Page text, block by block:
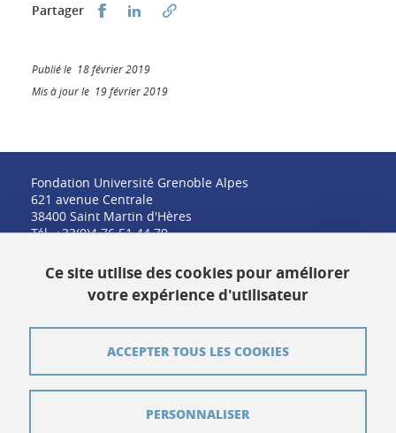
Partager Partager sur Facebook
Partager sur LinkedIn
Publié le 18 février 2019
Mis à jour le 19 février 2019
Fondation Université Grenoble Alpes
621 avenue Centrale
38400 Saint Martin d'Hères
Tél. +33(0)4 76 51 44 79
Plan du site
Ce site utilise des cookies pour améliorer
votre expérience d'utilisateur
ACCEPTER TOUS LES COOKIES
PERSONNALISER